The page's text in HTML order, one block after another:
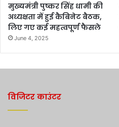
मुख्यमंत्री पुष्कर सिंह धामी की
अध्यक्षता में हुई कैबिनेट बैठक,
लिए गए कई महत्वपूर्ण फैसले
June 4, 2025
विजिटर काउंटर